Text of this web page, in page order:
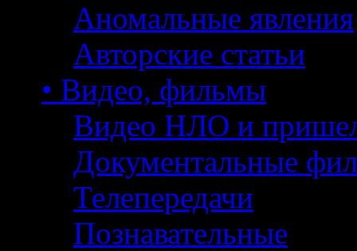
Аномальные явления
Авторские статьи
• Видео, фильмы
Видео НЛО и
Документальные
Телепередачи
Познавательные